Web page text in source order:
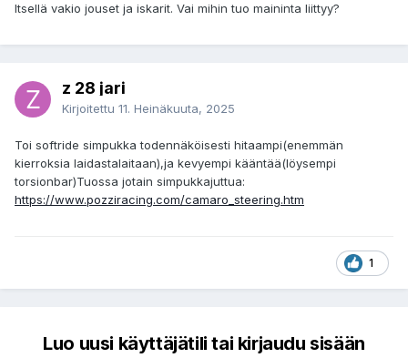
Itsellä vakio jouset ja iskarit. Vai mihin tuo maininta liittyy?
z 28 jari
Kirjoitettu 11. Heinäkuuta, 2025
Toi softride simpukka todennäköisesti hitaampi(enemmän
kierroksia laidastalaitaan),ja kevyempi kääntää(löysempi
torsionbar)Tuossa jotain simpukkajuttua:
https://www.pozziracing.com/camaro_steering.htm
1
Luo uusi käyttäjätili tai kirjaudu sisään